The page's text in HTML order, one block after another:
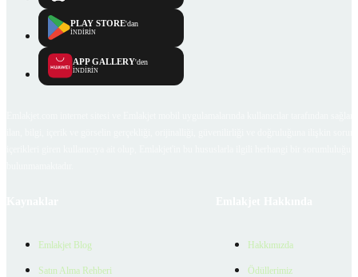
PLAY STORE'dan
İNDİRİN
APP GALLERY'den
İNDİRİN
Emlakjet Blog
Satın Alma Rehberi
Hakkımızda
Ödüllerimiz